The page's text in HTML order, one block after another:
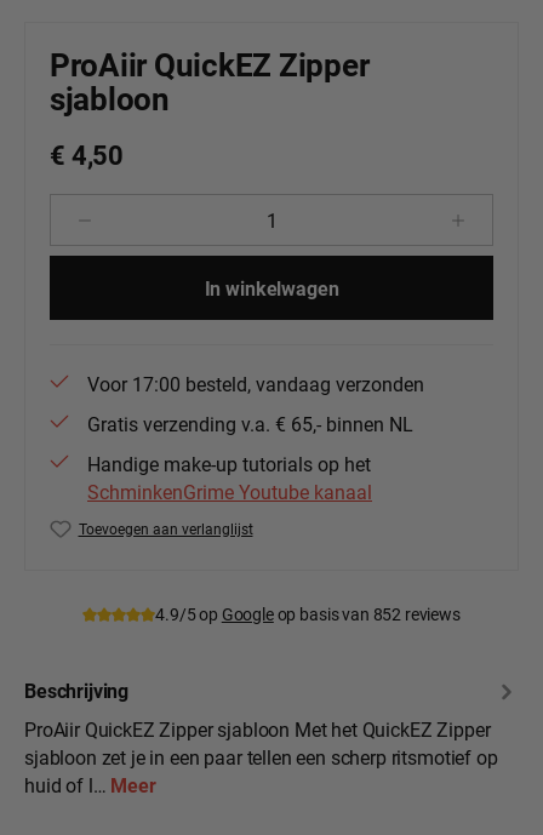
ProAiir QuickEZ Zipper
sjabloon
€ 4,50
Producthoeveelheid: Voer de
In winkelwagen
Voor 17:00 besteld, vandaag verzonden
Gratis verzending v.a. € 65,- binnen NL
Handige make-up tutorials op het
SchminkenGrime Youtube kanaal
Toevoegen aan verlanglijst
4.9/5 op Googleop basis van 852 reviews
Beschrijving
ProAiir QuickEZ Zipper sjabloon Met het QuickEZ Zipper
sjabloon zet je in een paar tellen een scherp ritsmotief op
huid of l… Meer